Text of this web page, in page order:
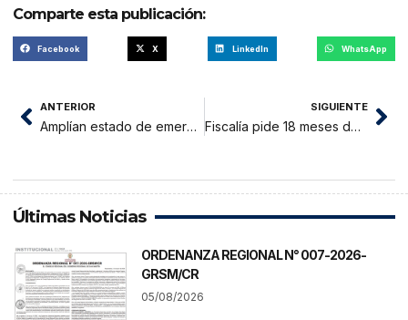
Comparte esta publicación:
Facebook X LinkedIn WhatsApp
ANTERIOR
Amplían estado de emergencia nacional hasta el 31 de marzo de 2021 y dictan nuevas medidas y restricciones focalizadas
SIGUIENTE
Fiscalía pide 18 meses de prisión preventiva para ex presidente Martín Vizcarra
Últimas Noticias
ORDENANZA REGIONAL N° 007-2026-
GRSM/CR
05/08/2026